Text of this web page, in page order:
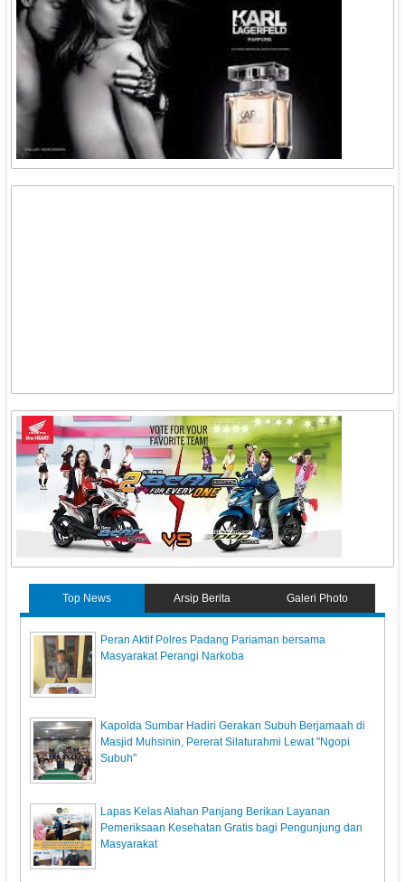
Top News Arsip Berita Galeri Photo
Peran Aktif Polres Padang Pariaman bersama
Masyarakat Perangi Narkoba
Kapolda Sumbar Hadiri Gerakan Subuh Berjamaah di
Masjid Muhsinin, Pererat Silaturahmi Lewat "Ngopi
Subuh"
Lapas Kelas Alahan Panjang Berikan Layanan
Pemeriksaan Kesehatan Gratis bagi Pengunjung dan
Masyarakat